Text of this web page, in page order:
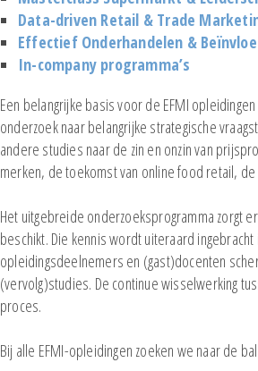
Data-driven Retail & Trade
Effectief Onderhandelen &
In-company programma’s
Een belangrijke basis voor de EFMI
onderzoek naar belangrijke strategische
andere studies naar de zin en onzin van
merken, de toekomst van online food retail,
Het uitgebreide onderzoeksprogramma zorgt
beschikt. Die kennis wordt uiteraard
opleidingsdeelnemers en (gast)docenten
(vervolg)studies. De continue wisselwerking
proces.
Bij alle EFMI-opleidingen zoeken we naar de